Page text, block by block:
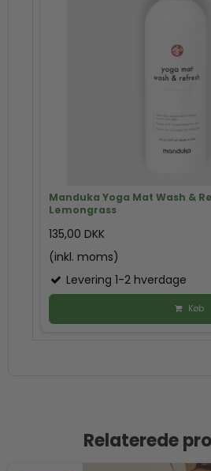
Manduka Yoga Mat Wash &
Lemongrass
135,00 DKK
(inkl. moms)
Levering 1-2 hverdage
Køb
Relaterede